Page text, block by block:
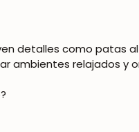
detalles como patas
ambientes relajados y